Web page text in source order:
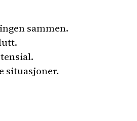
sammen.
situasjoner.